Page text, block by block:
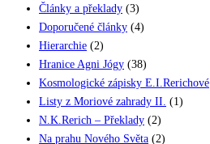
Články a překlady (3)
Doporučené články (4)
Hierarchie (2)
Hranice Agni Jógy (38)
Kosmologické zápisky E.I.Rerichové
Listy z Moriové zahrady II. (1)
N.K.Rerich – Překlady (2)
Na prahu Nového Světa (2)